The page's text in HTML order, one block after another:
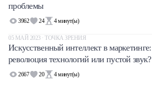
проблемы
3962 24 4минут(ы)
05 МАЙ 2023 · ТОЧКА ЗРЕНИЯ
Искусственный интеллект в маркетинге:
революция технологий или пустой звук?
2667 20 4минут(ы)